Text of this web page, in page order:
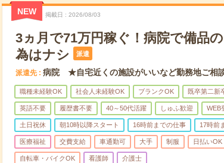
NEW 掲載日 2026/08/03
3ヵ月で71万円稼ぐ！病院で備品
為はナシ
派遣
派遣先 病院 ★自宅近くの施設がいいなど勤務地ご相
職種未経験OK 社会人未経験OK ブランクOK 既卒第二新
英語不要 履歴書不要 40～50代活躍 しゅふ歓迎 WEB
土日祝休 朝10時以降スタート 16時前までの仕事 17時前
医療福祉 交費支給 車通勤可 大手 制服 日払いOK
自転車・バイクOK 看護師 介護士